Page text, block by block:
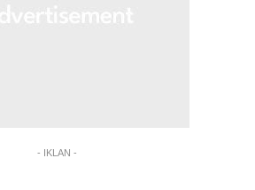
- IKLAN -